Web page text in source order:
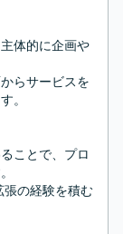
体的に企画や
らサービスを
。
ことで、プロ
張の経験を積む